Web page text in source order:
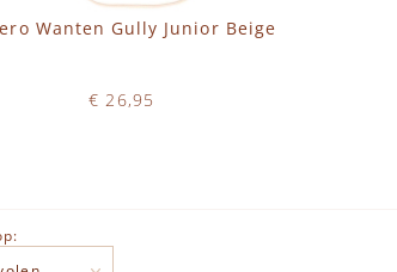
Wanten Gully Junior Beige
€ 26,95